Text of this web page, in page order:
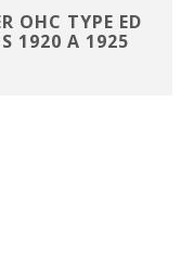
OHC TYPE ED
1920 A 1925